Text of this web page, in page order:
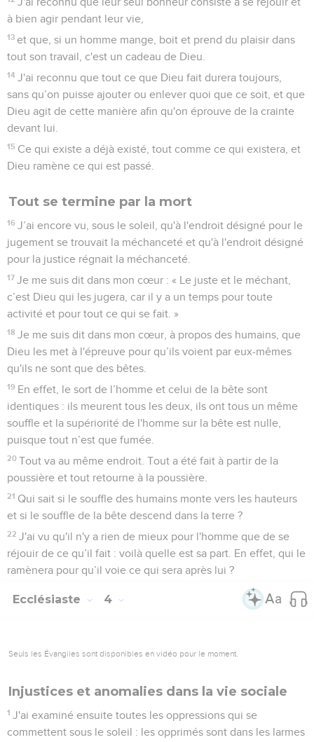
à bien agir pendant leur vie,
13 et que, si un homme mange, boit et prend du plaisir dans
tout son travail, c'est un cadeau de Dieu.
14 J'ai reconnu que tout ce que Dieu fait durera toujours,
sans qu’on puisse ajouter ou enlever quoi que ce soit, et que
Dieu agit de cette manière afin qu'on éprouve de la crainte
devant lui.
15 Ce qui existe a déjà existé, tout comme ce qui existera, et
Dieu ramène ce qui est passé.
Tout se termine par la mort
16 J’ai encore vu, sous le soleil, qu'à l'endroit désigné pour le
jugement se trouvait la méchanceté et qu'à l'endroit désigné
pour la justice régnait la méchanceté.
17 Je me suis dit dans mon cœur : « Le juste et le méchant,
c’est Dieu qui les jugera, car il y a un temps pour toute
activité et pour tout ce qui se fait. »
18 Je me suis dit dans mon cœur, à propos des humains, que
Dieu les met à l'épreuve pour qu’ils voient par eux-mêmes
qu'ils ne sont que des bêtes.
19 En effet, le sort de l’homme et celui de la bête sont
identiques : ils meurent tous les deux, ils ont tous un même
souffle et la supériorité de l'homme sur la bête est nulle,
puisque tout n’est que fumée.
20 Tout va au même endroit. Tout a été fait à partir de la
poussière et tout retourne à la poussière.
21 Qui sait si le souffle des humains monte vers les hauteurs
et si le souffle de la bête descend dans la terre ?
22 J'ai vu qu'il n'y a rien de mieux pour l'homme que de se
réjouir de ce qu’il fait : voilà quelle est sa part. En effet, qui le
ramènera pour qu’il voie ce qui sera après lui ?
Ecclésiaste 4
Seuls les Évangiles sont disponibles en vidéo pour le moment.
Injustices et anomalies dans la vie sociale
1 J'ai examiné ensuite toutes les oppressions qui se
commettent sous le soleil : les opprimés sont dans les larmes